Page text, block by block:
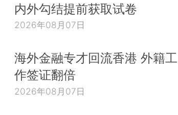
内外勾结提前获取试卷
2026年08月07日
海外金融专才回流香港 外籍工
作签证翻倍
2026年08月07日